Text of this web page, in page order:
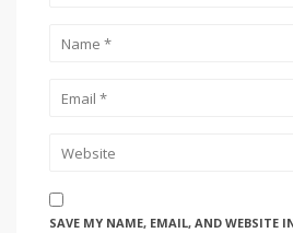
SAVE MY NAME, EMAIL, AND WEBSITE